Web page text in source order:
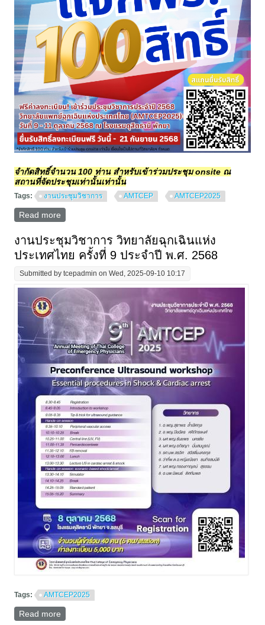
จำกัดสิทธิ์จำนวน 100 ท่าน สำหรับเข้าร่วมประชุม onsite ณ
สถานที่จัดประชุมเท่านั้นเท่านั้น
Tags: งานประชุมวิชาการ AMTCEP AMTCEP2025
Read more
งานประชุมวิชาการ วิทยาลัยฉุกเฉินแห่ง
ประเทศไทย ครั้งที่ 9 ประจำปี พ.ศ. 2568
Submitted bytcepadmin on Wed, 2025-09-10 10:17
Tags: AMTCEP2025
Read more